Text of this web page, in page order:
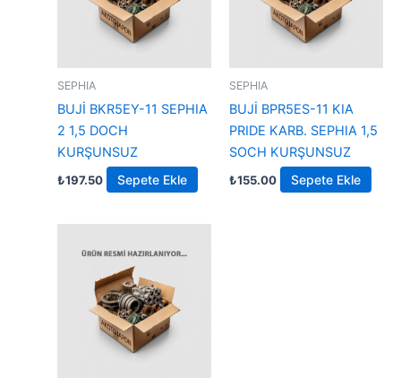
SEPHIA
BUJİ BKR5EY-11 SEPHIA
2 1,5 DOCH
KURŞUNSUZ
₺197.50 Sepete Ekle
SEPHIA
BUJİ BPR5ES-11 KIA
PRIDE KARB. SEPHIA 1,5
SOCH KURŞUNSUZ
₺155.00 Sepete Ekle